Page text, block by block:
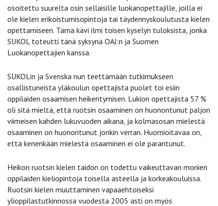
osoitettu suurelta osin sellaisille luokanopettajille, joilla ei
ole kielen erikoistumisopintoja tai täydennyskoulutusta kielen
opettamiseen. Tämä kävi ilmi toisen kyselyn tuloksista, jonka
SUKOL toteutti tänä syksynä OAJ:n ja Suomen
Luokanopettajien kanssa.
SUKOLin ja Svenska nun teettämään tutkimukseen
osallistuneista yläkoulun opettajista puolet toi esiin
oppilaiden osaamisen heikentymisen. Lukion opettajista 57 %
oli sitä mieltä, että ruotsin osaaminen on huonontunut paljon
viimeisen kahden lukuvuoden aikana, ja kolmasosan mielestä
osaaminen on huonontunut jonkin verran. Huomioitavaa on,
että kenenkään mielestä osaaminen ei ole parantunut.
Heikon ruotsin kielen taidon on todettu vaikeuttavan monien
oppilaiden kieliopintoja toisella asteella ja korkeakouluissa.
Ruotsin kielen muuttaminen vapaaehtoiseksi
ylioppilastutkinnossa vuodesta 2005 asti on myös